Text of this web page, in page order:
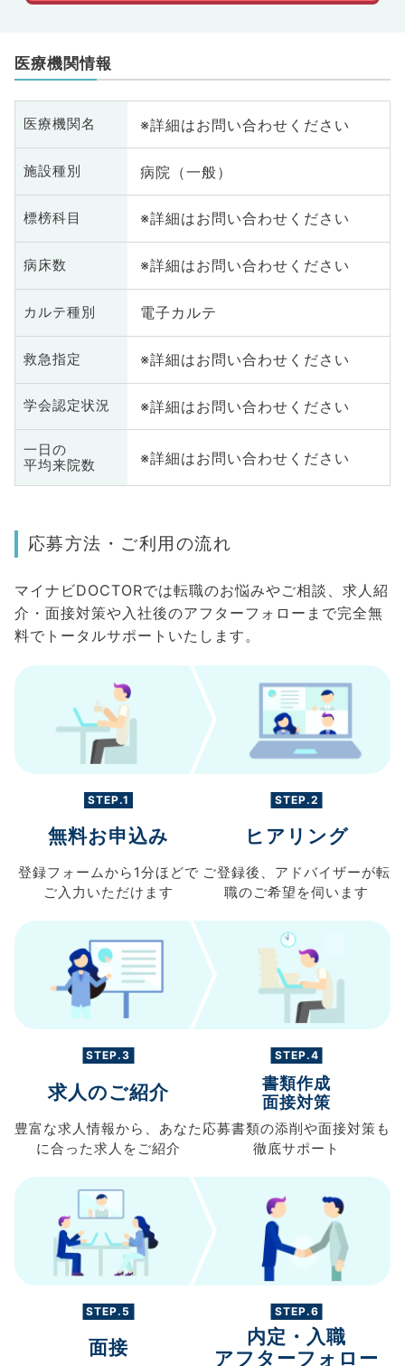
医療機関情報
医療機関名 ※詳細はお問い合わせください
施設種別 病院（一般）
標榜科目 ※詳細はお問い合わせください
病床数 ※詳細はお問い合わせください
カルテ種別 電子カルテ
救急指定 ※詳細はお問い合わせください
学会認定状況 ※詳細はお問い合わせください
一日の
平均来院数
※詳細はお問い合わせください
応募方法・ご利用の流れ
マイナビDOCTORでは転職のお悩みやご相談、求人紹
介・面接対策や入社後のアフターフォローまで完全無
料でトータルサポートいたします。
STEP.1
無料お申込み
登録フォームから 1分ほどで
ご入力 いただけます
STEP.2
ヒアリング
ご登録後、 アドバイザーが転
職のご希望を伺います
STEP.3
求人のご紹介
豊富な求人情報から、 あなた
に合った求人を ご紹介
STEP.4
書類作成
面接対策
応募書類の添削や面接対策も
徹底サポート
STEP.5
面接
STEP.6
内定・入職
アフターフォロー